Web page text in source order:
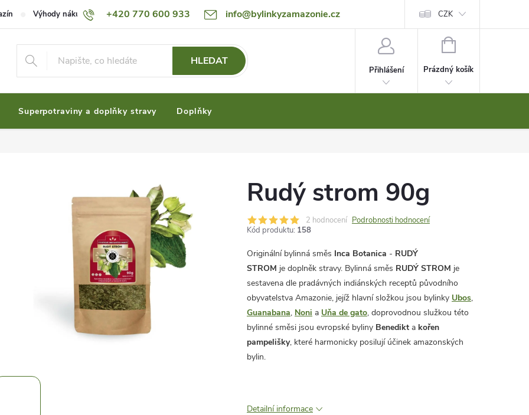
+420 770 600 933 info@bylinkyzamazonie.cz
Výhody nákupu u nás Ceník dopravy Možnosti plateb Reklamace Obchodní podmínky Ochrana osobních údajů
CZK
HLEDAT
Přihlášení
NÁKUPNÍ
Prázdný košík
Superpotraviny a doplňky stravy Doplňky
Rudý strom 90g
2 hodnocení Podrobnosti hodnocení
Kód produktu: 158
Originální bylinná směs Inca Botanica - RUDÝ
STROM je doplněk stravy. Bylinná směs RUDÝ STROM je
sestavena dle pradávných indiánských receptů původního
obyvatelstva Amazonie, jejíž hlavní složkou jsou bylinky Ubos,
Guanabana, Noni a Uňa de gato, doprovodnou služkou této
bylinné směsi jsou evropské byliny Benedikt a kořen
pampelišky, které harmonicky posilují účinek amazonských
bylin.
Detailní informace